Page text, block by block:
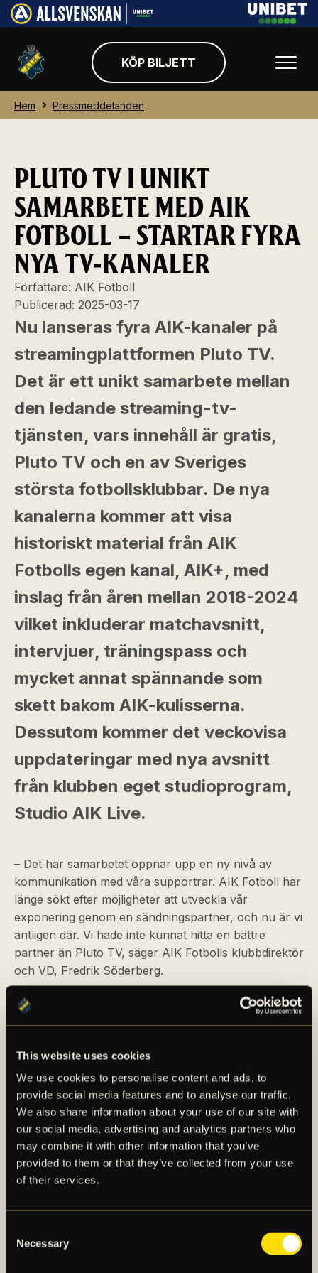
This website uses cookies
We use cookies to personalise content and ads, to
provide social media features and to analyse our traffic.
We also share information about your use of our site with
our social media, advertising and analytics partners who
may combine it with other information that you’ve
provided to them or that they’ve collected from your use
of their services.
Selection
Necessary
KÖP BILJETT
Hem Pressmeddelanden
PLUTO TV I UNIKT
SAMARBETE MED AIK
FOTBOLL – STARTAR FYRA
NYA TV-KANALER
Författare: AIK Fotboll
Publicerad: 2025-03-17
Nu lanseras fyra AIK-kanaler på
streamingplattformen Pluto TV.
Det är ett unikt samarbete mellan
den ledande streaming-tv-
tjänsten, vars innehåll är gratis,
Pluto TV och en av Sveriges
största fotbollsklubbar. De nya
kanalerna kommer att visa
historiskt material från AIK
Fotbolls egen kanal, AIK+, med
inslag från åren mellan 2018-2024
vilket inkluderar matchavsnitt,
intervjuer, träningspass och
mycket annat spännande som
skett bakom AIK-kulisserna.
Dessutom kommer det veckovisa
uppdateringar med nya avsnitt
från klubben eget studioprogram,
Studio AIK Live.
– Det här samarbetet öppnar upp en ny nivå av
kommunikation med våra supportrar. AIK Fotboll har
länge sökt efter möjligheter att utveckla vår
exponering genom en sändningspartner, och nu är vi
äntligen där. Vi hade inte kunnat hitta en bättre
partner än Pluto TV, säger AIK Fotbolls klubbdirektör
och VD, Fredrik Söderberg.
– Vi är väldigt nöjda över att tillsammans med AIK
Fotboll kunna erbjuda alla supportrar den här
fotbollsklubbar på riktigt nära håll. Sport är en viktig
del av vårt erbjudande och med AIK:s nya kanaler
stärker vi vårt redan stora utbud av gratis
sportunderhållning i Sverige, säger Jesper Dahl,
General Manager Pluto TV, Nord- och Central
Europa.
För en längre faktapresentation av samarbetet med